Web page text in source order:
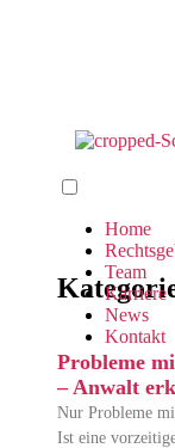
Home
Team
Karriere
News
Kontakt
Probleme
– Anwalt
Nur Probleme
Ist eine